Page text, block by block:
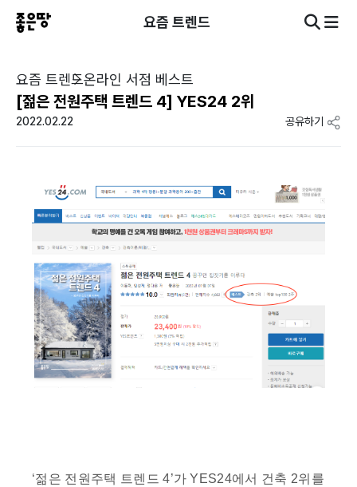
요즘 트렌드
요즘 트렌드온라인 서점 베스트
[젊은 전원주택 트렌드 4] YES24 2위
2022.02.22 공유하기
‘젊은 전원주택 트렌드 4’가 YES24에서 건축 2위 를